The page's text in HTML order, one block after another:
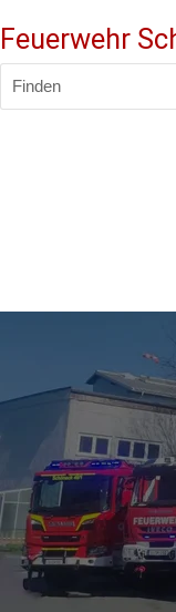
Feuerwehr
Finden